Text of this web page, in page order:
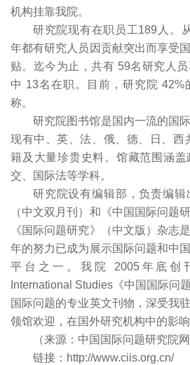
机构挂靠我院。
研究院现有在职员工189人。
年都有研究人员因贡献突出而享受
贴。迄今为止，共有 59名研究人
中 13名在职。目前，研究院 42%
称。
研究院图书馆是国内一流的国
现有中、英、法、俄、德、日、西
籍及大量珍贵史料。馆藏范围涵
交、国际法等学科。
研究院设有编辑部，负责编辑
（中文双月刊）和《中国国际问题
《国际问题研究》（中文版）杂志
年的努力已成为展示国际问题和中
平台之一。我院 2005年底创
International Studies《中国国际问
国际问题的专业英文刊物，深受我
领馆欢迎，在国外研究机构中的影响
（来源：中国国际问题研究院网
链接：http://www.ciis.org.cn/